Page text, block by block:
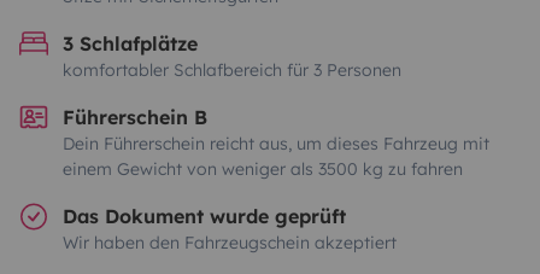
3 Schlafplätze
komfortabler Schlafbereich für 3 Personen
Führerschein B
Dein Führerschein reicht aus, um dieses Fahrzeug mit
einem Gewicht von weniger als 3500 kg zu fahren
Das Dokument wurde geprüft
Wir haben den Fahrzeugschein akzeptiert